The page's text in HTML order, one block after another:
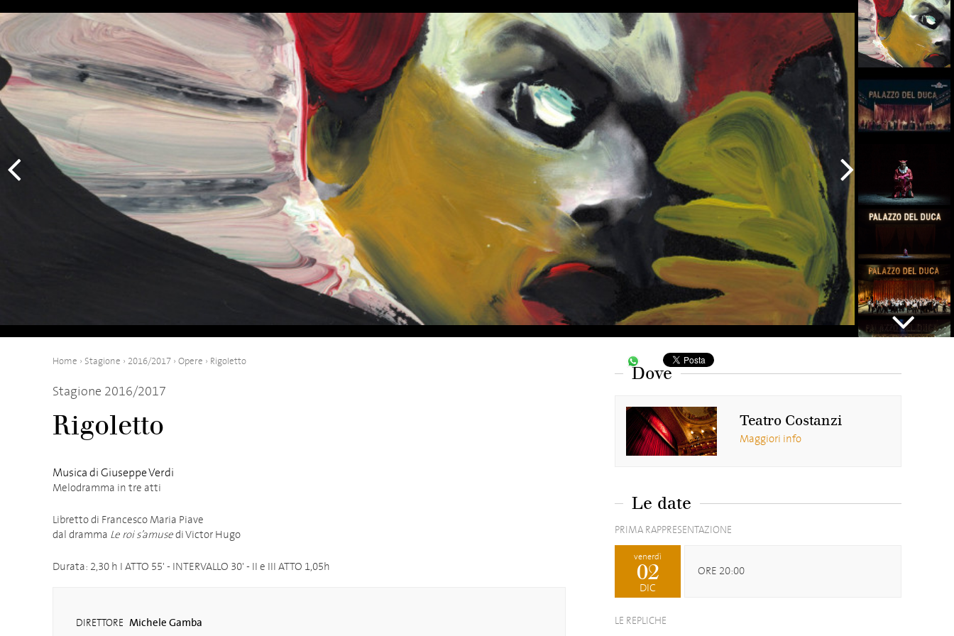
Avanti
Next
Home › Stagione › 2016/2017 › Opere › Rigoletto
Stagione 2016/2017
Rigoletto
Musica di Giuseppe Verdi
Melodramma in tre atti
Libretto di Francesco Maria Piave
dal dramma Le roi s’amusedi Victor Hugo
Durata: 2,30 h I ATTO 55' - INTERVALLO 30' - II e III ATTO 1,05h
DIRETTORE Michele Gamba
Dove
Teatro Costanzi
Maggiori info
Le date
PRIMA RAPPRESENTAZIONE
venerdì
02
DIC
ORE 20:00
LE REPLICHE